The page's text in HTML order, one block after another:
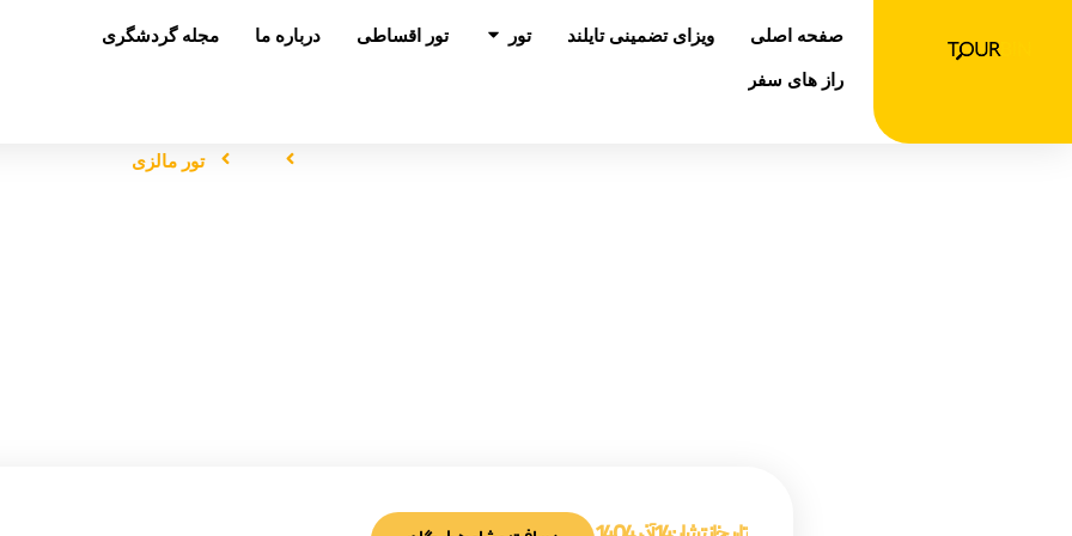
صفحه اصلی ویزای تضمینی تایلند تور باز کردن در تور
تور اقساطی درباره ما
مجله گردشگری
راز های سفر
تور مالزی